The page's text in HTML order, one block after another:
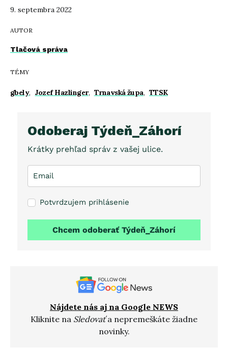
9. septembra 2022
AUTOR
Tlačová správa
TÉMY
gbely, Jozef Hazlinger, Trnavská župa, TTSK
Odoberaj Týdeň_Záhorí
Krátky prehľad správ z vašej ulice.
Potvrdzujem prihlásenie
Chcem odoberať Týdeň_Záhorí
Nájdete nás aj na Google NEWS
Kliknite na Sledovaťa nepremeškáte žiadne
novinky.